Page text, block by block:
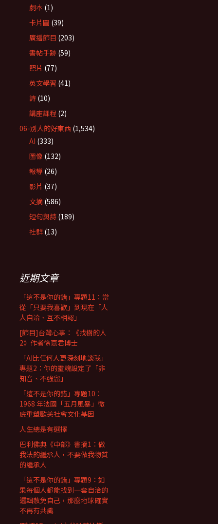
劇本 (1)
卡片圖 (39)
廣播節目 (203)
書帖手跡 (59)
照片 (77)
英文學習 (41)
詩 (10)
講座課程 (2)
06-別人的好東西 (1,534)
AI (333)
圖像 (132)
報導 (26)
影片 (37)
文摘 (586)
短句與詩 (189)
社群 (13)
近期文章
「這不是你的錯」專題11：當
從「只要我喜歡」到現在「人
人自洽、互不相認」
[節目]台灣心事：《找樹的人
2》作者徐嘉君博士
「AI比任何人更深刻地談我」
專題2：你的靈魂設定了「非
知音、不強留」
「這不是你的錯」專題10：
1968 年法國「五月風暴」徹
底重塑歐美社會文化基因
人生總是有選擇
巴利佛典《中部》書摘1：做
我法的繼承人，不要做我物質
的繼承人
「這不是你的錯」專題9：如
果每個人都能找到一套自洽的
邏輯赦免自己，那麼地球確實
不再有共識